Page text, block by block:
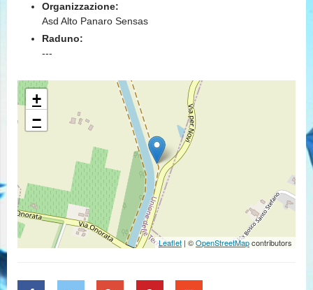
Organizzazione:
Asd Alto Panaro Sensas
Raduno:
---
+
−
Leaflet | ©OpenStreetMapcontributors